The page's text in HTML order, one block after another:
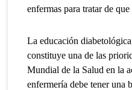
enfermas para tratar de
La educación
constituye una de las
Mundial de la Salud en la
enfermería debe tener una